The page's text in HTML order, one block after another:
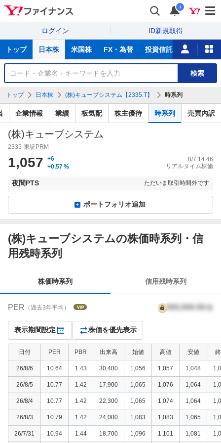
i
ログイン ID新規取得
サ
トップ 日本株 米国株 FX・為替 投資信託 ニュース
銘
検
検索
トップ 日本株 (株)キューブシステム【2335.T】 時系列
企業情報 業績 板気配 株主優待 時系列 売買内訳
(株)キューブシステム
2335 東証PRM
1,057
+6
+0.57%
8/7 14:46
リアルタイム株価
夜間PTS ただいま取引時間外です
ポートフォリオ追加
(株)キューブシステムの株価時系列・信
用残時系列
価
列
株価時系列 信用残時系列
PER （過去3年平均） 999,999.99
表示期間設定 株価を優先表示
日付 PER PBR 出来高 始値 高値 安値
26/8/6 10.64 1.43 30,400 1,056 1,057 1,048
26/8/5 10.77 1.42 17,900 1,065 1,076 1,064
26/8/4 10.77 1.42 22,300 1,065 1,074 1,064
26/8/3 10.79 1.42 24,000 1,083 1,083 1,065
26/7/31 10.94 1.44 18,700 1,096 1,101 1,081